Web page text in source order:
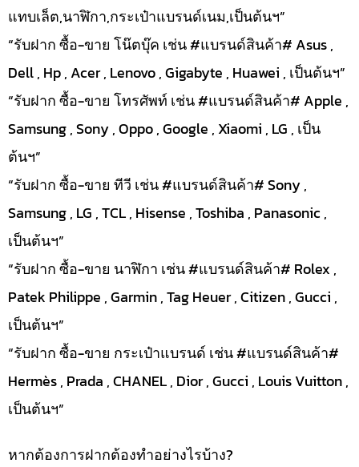
แทบเล็ต,นาฬิกา,กระเป๋าแบรนด์เนม,เป็นต้นฯ”
“รับฝาก ซื้อ-ขาย โน๊ตบุ๊ค เช่น #แบรนด์สินค้า# Asus ,
Dell , Hp , Acer , Lenovo , Gigabyte , Huawei , เป็นต้นฯ”
“รับฝาก ซื้อ-ขาย โทรศัพท์ เช่น #แบรนด์สินค้า# Apple ,
Samsung , Sony , Oppo , Google , Xiaomi , LG , เป็น
ต้นฯ”
“รับฝาก ซื้อ-ขาย ทีวี เช่น #แบรนด์สินค้า# Sony ,
Samsung , LG , TCL , Hisense , Toshiba , Panasonic ,
เป็นต้นฯ”
“รับฝาก ซื้อ-ขาย นาฬิกา เช่น #แบรนด์สินค้า# Rolex ,
Patek Philippe , Garmin , Tag Heuer , Citizen , Gucci ,
เป็นต้นฯ”
“รับฝาก ซื้อ-ขาย กระเป๋าแบรนด์ เช่น #แบรนด์สินค้า#
Hermès , Prada , CHANEL , Dior , Gucci , Louis Vuitton ,
เป็นต้นฯ”
หากต้องการฝากต้องทำอย่างไรบ้าง?